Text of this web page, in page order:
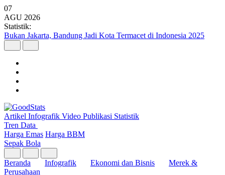
07
AGU 2026
Statistik:
Bukan Jakarta, Bandung Jadi Kota Termacet di Indonesia 2025
Artikel Infografik Video Publikasi Statistik
Tren Data
Harga Emas Harga BBM
Sepak Bola
Beranda Infografik Ekonomi dan Bisnis
Merek &
Perusahaan